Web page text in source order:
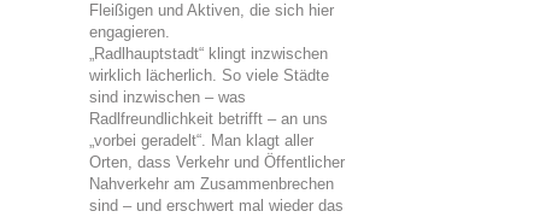
Fleißigen und Aktiven, die sich hier
engagieren.
„Radlhauptstadt“ klingt inzwischen
wirklich lächerlich. So viele Städte
sind inzwischen – was
Radlfreundlichkeit betrifft – an uns
„vorbei geradelt“. Man klagt aller
Orten, dass Verkehr und Öffentlicher
Nahverkehr am Zusammenbrechen
sind – und erschwert mal wieder das